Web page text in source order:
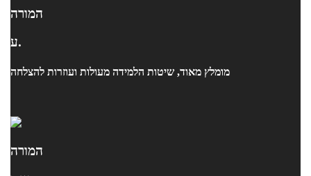
המורה
ע.
מומלץ מאוד, שיטות הלמידה מעולות ועוזרות להצלחה
המורה